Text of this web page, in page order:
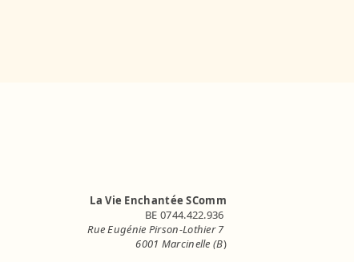
La Vie Enchantée SComm
BE 0744.422.936
Rue Eugénie Pirson-Lothier 7
6001 Marcinelle (B)